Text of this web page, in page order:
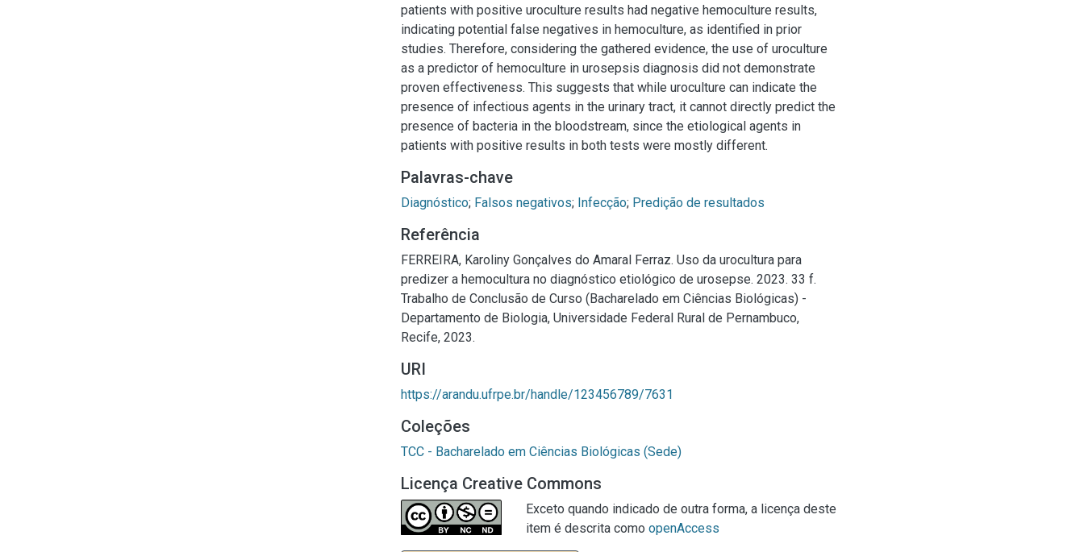
patients with positive uroculture results had negative hemoculture results,
indicating potential false negatives in hemoculture, as identified in prior
studies. Therefore, considering the gathered evidence, the use of uroculture
as a predictor of hemoculture in urosepsis diagnosis did not demonstrate
proven effectiveness. This suggests that while uroculture can indicate the
presence of infectious agents in the urinary tract, it cannot directly predict the
presence of bacteria in the bloodstream, since the etiological agents in
patients with positive results in both tests were mostly different.
Palavras-chave
Diagnóstico; Falsos negativos; Infecção; Predição de resultados
Referência
FERREIRA, Karoliny Gonçalves do Amaral Ferraz. Uso da urocultura para
predizer a hemocultura no diagnóstico etiológico de urosepse. 2023. 33 f.
Trabalho de Conclusão de Curso (Bacharelado em Ciências Biológicas) -
Departamento de Biologia, Universidade Federal Rural de Pernambuco,
Recife, 2023.
URI
https://arandu.ufrpe.br/handle/123456789/7631
Coleções
TCC - Bacharelado em Ciências Biológicas (Sede)
Licença Creative Commons
Exceto quando indicado de outra forma, a licença deste
item é descrita como openAccess